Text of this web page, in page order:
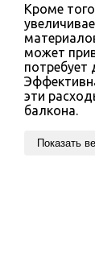
Кроме
может
потребует
эти
балкона.
Показать